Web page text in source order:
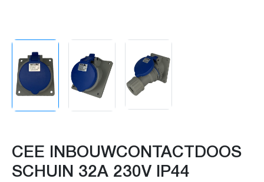
CEE INBOUWCONTACTDOOS
SCHUIN 32A 230V IP44